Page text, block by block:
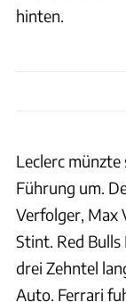
hinten.
Leclerc
Führung um.
Verfolger, Max
Stint. Red
drei Zehntel
Auto. Ferrari